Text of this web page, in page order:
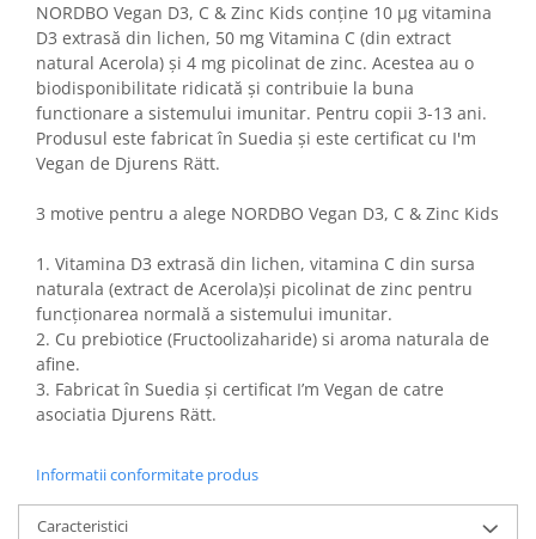
NORDBO Vegan D3, C & Zinc Kids conține 10 μg vitamina
D3 extrasă din lichen, 50 mg Vitamina C (din extract
natural Acerola) și 4 mg picolinat de zinc. Acestea au o
biodisponibilitate ridicată și contribuie la buna
functionare a sistemului imunitar. Pentru copii 3-13 ani.
Produsul este fabricat în Suedia și este certificat cu I'm
Vegan de Djurens Rätt.
3 motive pentru a alege NORDBO Vegan D3, C & Zinc Kids
1. Vitamina D3 extrasă din lichen, vitamina C din sursa
naturala (extract de Acerola)și picolinat de zinc pentru
funcționarea normală a sistemului imunitar.
2. Cu prebiotice (Fructoolizaharide) si aroma naturala de
afine.
3. Fabricat în Suedia și certificat I’m Vegan de catre
asociatia Djurens Rätt.
Informatii conformitate produs
Caracteristici